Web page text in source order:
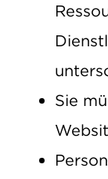
Sie